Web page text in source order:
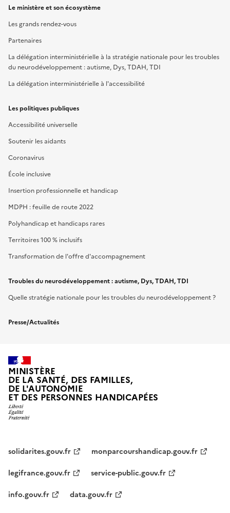
Le ministère et son écosystème
Les grands rendez-vous
Partenaires
La délégation interministérielle à la stratégie nationale pour les troubles
du neurodéveloppement : autisme, Dys, TDAH, TDI
La délégation interministérielle à l'accessibilité
Les politiques publiques
Accessibilité universelle
Soutenir les aidants
Coronavirus
École inclusive
Insertion professionnelle et handicap
MDPH : feuille de route 2022
Polyhandicap et handicaps rares
Territoires 100 % inclusifs
Transformation de l'offre d'accompagnement
Troubles du neurodéveloppement : autisme, Dys, TDAH, TDI
Quelle stratégie nationale pour les troubles du neurodéveloppement ?
Presse/Actualités
MINISTÈRE
DE LA SANTÉ, DES FAMILLES,
DE L'AUTONOMIE
ET DES PERSONNES HANDICAPÉES
solidarites.gouv.fr
monparcourshandicap.gouv.fr
legifrance.gouv.fr
service-public.gouv.fr
info.gouv.fr
data.gouv.fr